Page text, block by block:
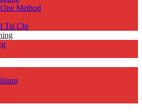
Method
Tai Chi